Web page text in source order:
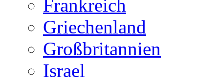
Frankreich
Griechenland
Großbritannien
Israel